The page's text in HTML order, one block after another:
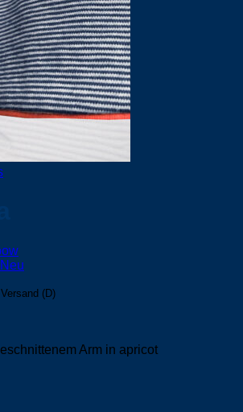
(D)
Arm in apricot